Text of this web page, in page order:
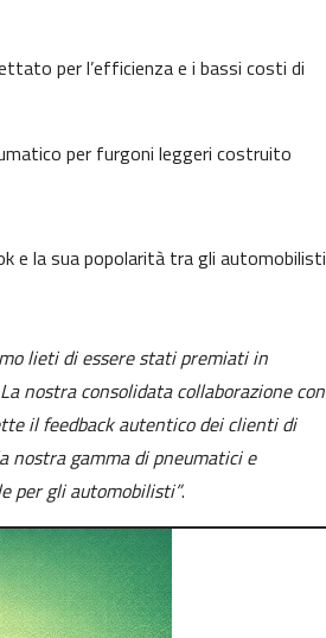
per l’efficienza e i bassi costi di
per furgoni leggeri costruito
e la sua popolarità tra gli automobilisti
lieti di essere stati premiati in
nostra consolidata collaborazione con
il feedback autentico dei clienti di
nostra gamma di pneumatici e
per gli automobilisti”.